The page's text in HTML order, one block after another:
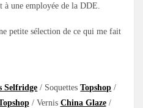
à une employée de la DDE.
petite sélection de ce qui me fait
Selfridge / SoquettesTopshop /
/ Vernis China Glaze/